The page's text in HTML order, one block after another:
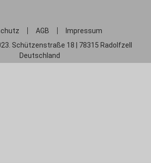
AGB
Impressum
Schützenstraße 18 | 78315 Radolfzell
Deutschland